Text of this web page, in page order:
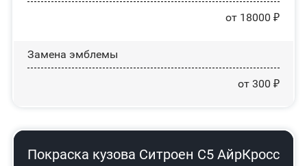
от 18000 ₽
Замена эмблемы
от 300 ₽
Покраска кузова Ситроен С5 АйрКросс